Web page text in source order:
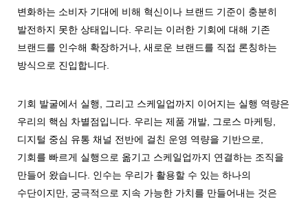
변화하는 소비자 기대에 비해 혁신이나 브랜드 기준이 충분히
발전하지 못한 상태입니다. 우리는 이러한 기회에 대해 기존
브랜드를 인수해 확장하거나, 새로운 브랜드를 직접 론칭하는
방식으로 진입합니다.
기회 발굴에서 실행, 그리고 스케일업까지 이어지는 실행 역량은
우리의 핵심 차별점입니다. 우리는 제품 개발, 그로스 마케팅,
디지털 중심 유통 채널 전반에 걸친 운영 역량을 기반으로,
기회를 빠르게 실행으로 옮기고 스케일업까지 연결하는 조직을
만들어 왔습니다. 인수는 우리가 활용할 수 있는 하나의
수단이지만, 궁극적으로 지속 가능한 가치를 만들어내는 것은